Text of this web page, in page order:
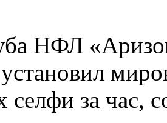
НФЛ
селфи за час,